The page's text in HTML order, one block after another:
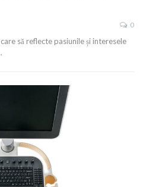
0
să reflecte pasiunile și interesele